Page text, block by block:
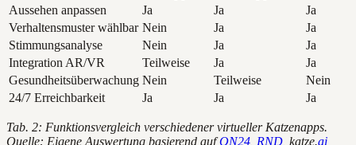
Aussehen anpassen
Ja Ja
Ja
Verhaltensmuster wählbar Nein Ja
Ja
Stimmungsanalyse
Nein Ja
Ja
Integration AR/VR
Teilweise Ja
Ja
Gesundheitsüberwachung Nein Teilweise
Nein
24/7 Erreichbarkeit
Ja Ja Ja
Tab. 2: Funktionsvergleich verschiedener virtueller Katzenapps.
Quelle: Eigene Auswertung basierend aufON24 RND , katze.ai